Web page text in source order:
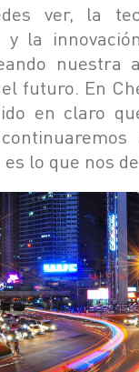
ver, la
y la
nuestra
futuro. En
en claro
es lo que nos